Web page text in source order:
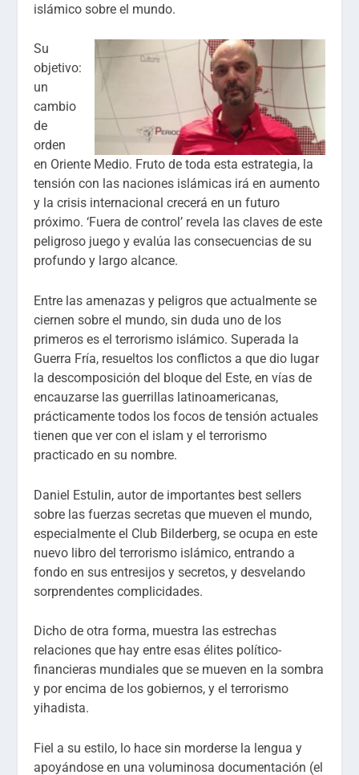
islámico sobre el mundo.
Su
objetivo:
un
cambio
de
orden
en Oriente Medio. Fruto de toda esta estrategia, la
tensión con las naciones islámicas irá en aumento
y la crisis internacional crecerá en un futuro
próximo. ‘Fuera de control’ revela las claves de este
peligroso juego y evalúa las consecuencias de su
profundo y largo alcance.
Entre las amenazas y peligros que actualmente se
ciernen sobre el mundo, sin duda uno de los
primeros es el terrorismo islámico. Superada la
Guerra Fría, resueltos los conflictos a que dio lugar
la descomposición del bloque del Este, en vías de
encauzarse las guerrillas latinoamericanas,
prácticamente todos los focos de tensión actuales
tienen que ver con el islam y el terrorismo
practicado en su nombre.
Daniel Estulin, autor de importantes best sellers
sobre las fuerzas secretas que mueven el mundo,
especialmente el Club Bilderberg, se ocupa en este
nuevo libro del terrorismo islámico, entrando a
fondo en sus entresijos y secretos, y desvelando
sorprendentes complicidades.
Dicho de otra forma, muestra las estrechas
relaciones que hay entre esas élites político-
financieras mundiales que se mueven en la sombra
y por encima de los gobiernos, y el terrorismo
yihadista.
Fiel a su estilo, lo hace sin morderse la lengua y
apoyándose en una voluminosa documentación (el